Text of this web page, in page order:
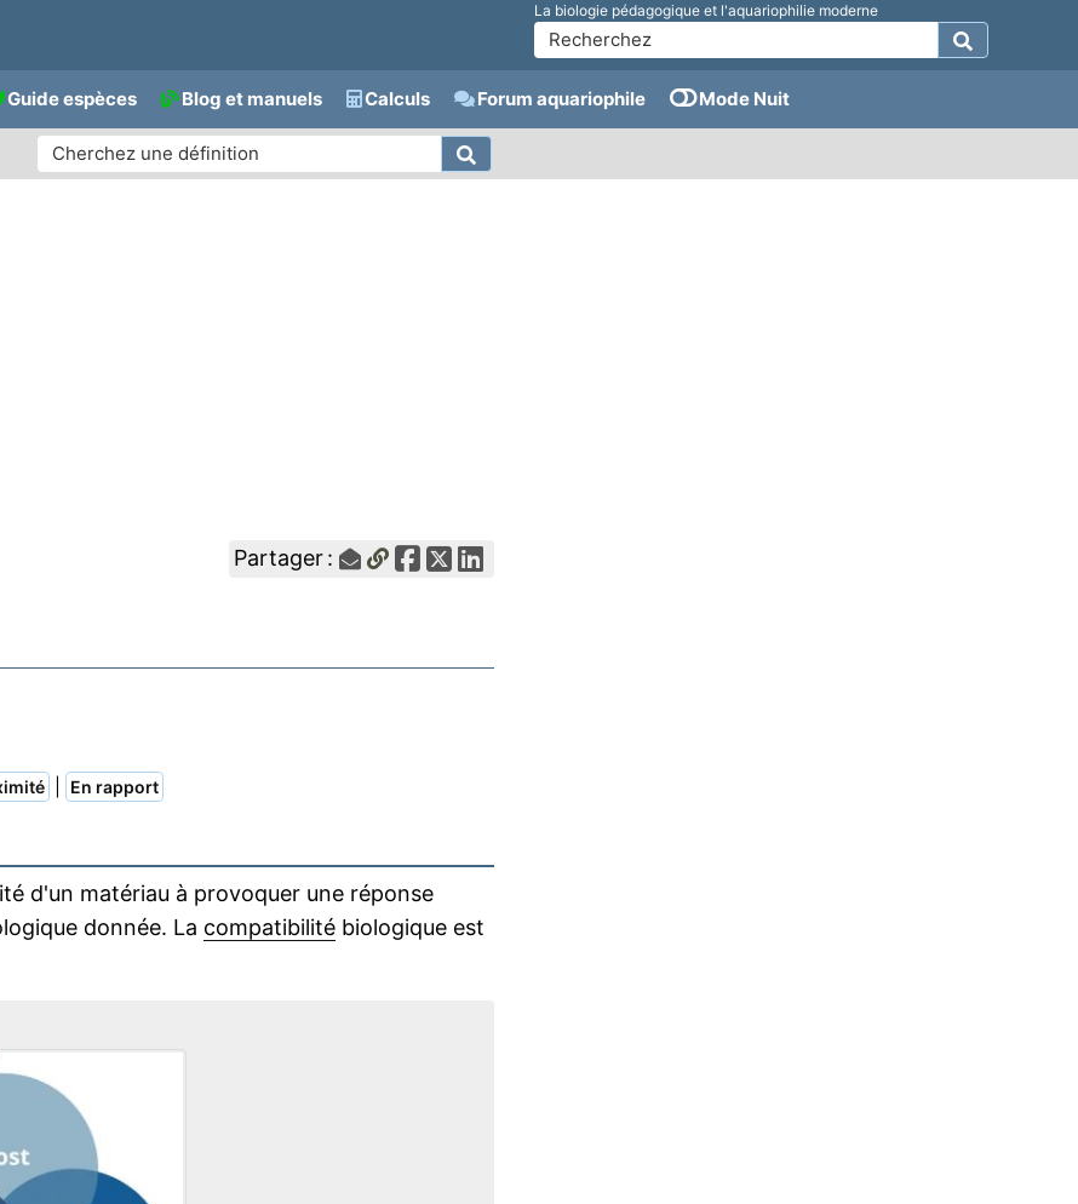
La biologie pédagogique et l'aquariophilie moderne
Guide espèces Blog et manuels Calculs Forum aquariophile Mode Nuit
Partager :
En rapport
d'un matériau à provoquer une réponse
donnée. La compatibilité biologique est